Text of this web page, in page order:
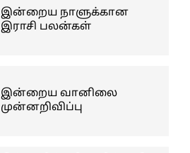
இன்றைய நாளுக்கான
இராசி பலன்கள்
இன்றைய வானிலை
முன்னறிவிப்பு